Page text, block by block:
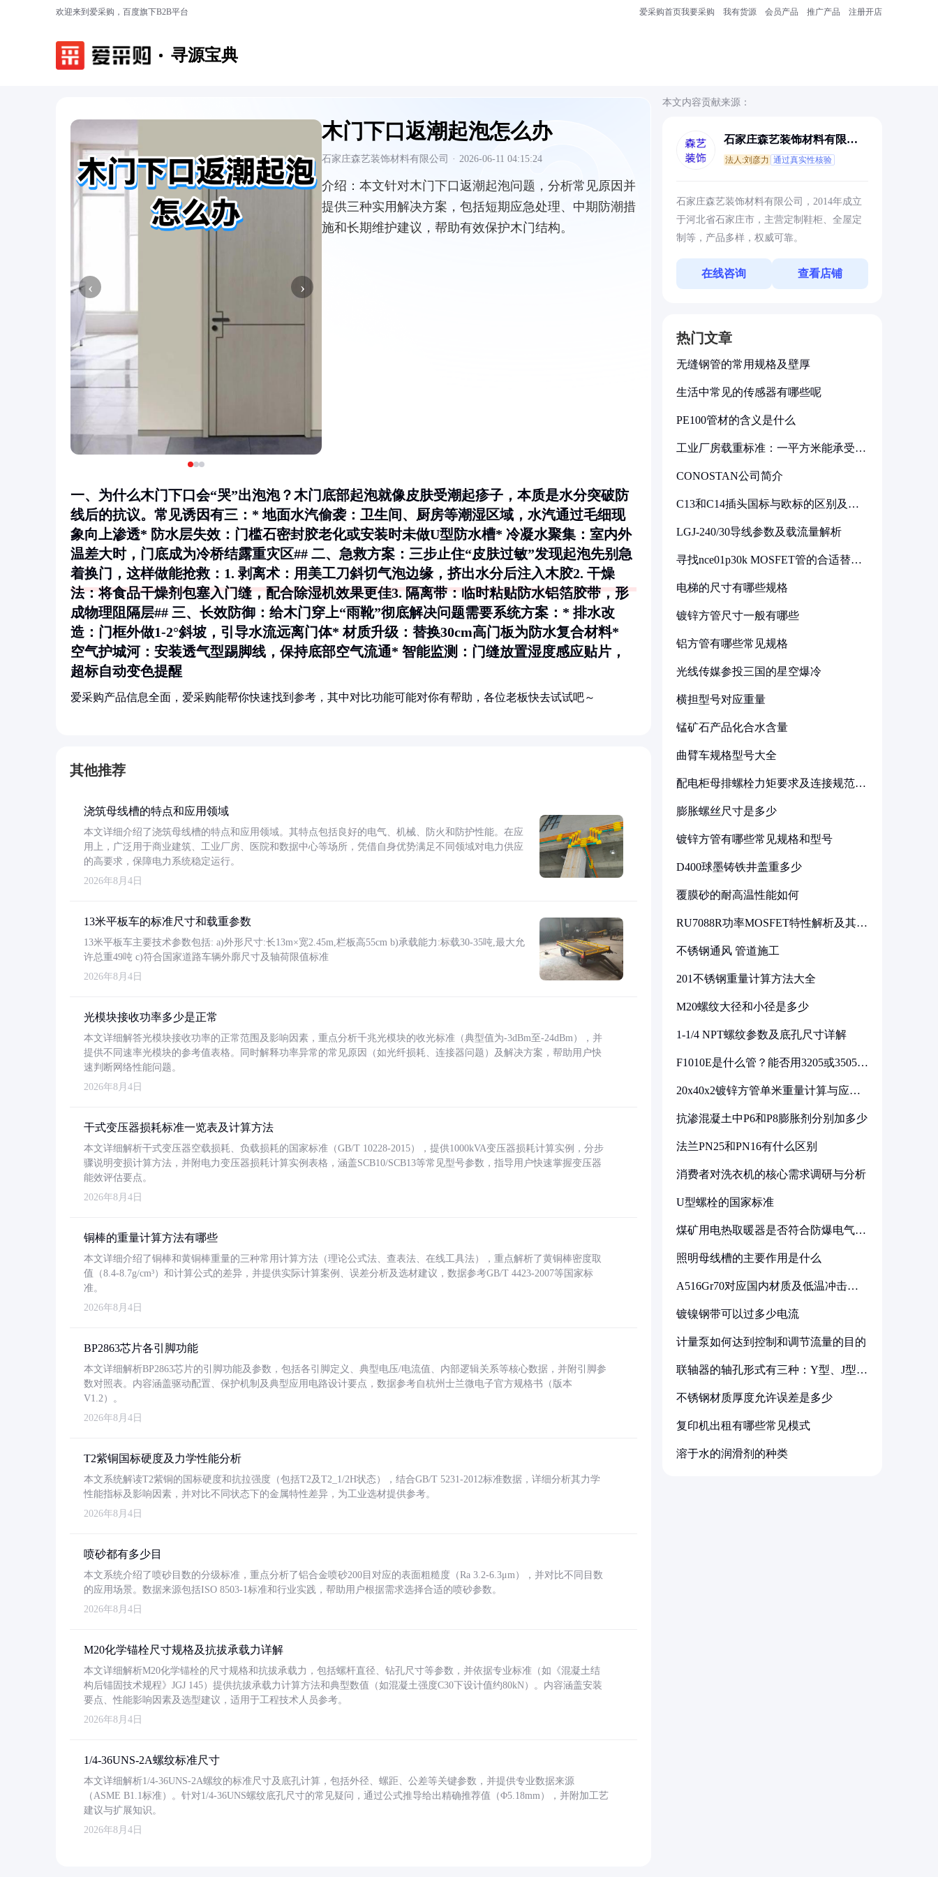
欢迎来到爱采购，百度旗下B2B平台 爱采购首页我要采购 我有货源 会员产品 推广产品 注册开店
寻源宝典
‹ ›
木门下口返潮起泡怎么办
石家庄森艺装饰材料有限公司 · 2026-06-11 04:15:24
介绍： 本文针对木门下口返潮起泡问题，分析常见原因并
提供三种实用解决方案，包括短期应急处理、中期防潮措
施和长期维护建议，帮助有效保护木门结构。
一、为什么木门下口会“哭”出泡泡？木门底部起泡就像皮肤受潮起疹子，本质是水分突破防
线后的抗议。常见诱因有三：*地面水汽偷袭：卫生间、厨房等潮湿区域，水汽通过毛细现
象向上渗透* 防水层失效 ：门槛石密封胶老化或安装时未做U型防水槽* 冷凝水聚集 ：室内外
温差大时，门底成为冷桥结露重灾区## 二、急救方案：三步止住“皮肤过敏”发现起泡先别急
着换门，这样做能抢救：1. 剥离术 ：用美工刀斜切气泡边缘，挤出水分后注入木胶2. 干燥
法：将食品干燥剂包塞入门缝，配合除湿机效果更佳3.隔离带：临时粘贴防水铝箔胶带，形
成物理阻隔层## 三、长效防御：给木门穿上“雨靴”彻底解决问题需要系统方案：* 排水改
造 ：门框外做1-2°斜坡，引导水流远离门体*材质升级 ：替换30cm高门板为防水复合材料*
空气护城河：安装透气型踢脚线，保持底部空气流通* 智能监测 ：门缝放置湿度感应贴片，
超标自动变色提醒
爱采购产品信息全面，爱采购能帮你快速找到参考，其中对比功能可能对你有帮助，各位老板快去试试吧～
其他推荐
浇筑母线槽的特点和应用领域
本文详细介绍了浇筑母线槽的特点和应用领域。其特点包括良好的电气、机械、防火和防护性能。在应
用上，广泛用于商业建筑、工业厂房、医院和数据中心等场所，凭借自身优势满足不同领域对电力供应
的高要求，保障电力系统稳定运行。
2026年8月4日
13米平板车的标准尺寸和载重参数
13米平板车主要技术参数包括: a)外形尺寸:长13m×宽2.45m,栏板高55cm b)承载能力:标载30-35吨,最大允
许总重49吨 c)符合国家道路车辆外廓尺寸及轴荷限值标准
2026年8月4日
光模块接收功率多少是正常
本文详细解答光模块接收功率的正常范围及影响因素，重点分析千兆光模块的收光标准（典型值为-3dBm至-24dBm），并
提供不同速率光模块的参考值表格。同时解释功率异常的常见原因（如光纤损耗、连接器问题）及解决方案，帮助用户快
速判断网络性能问题。
2026年8月4日
干式变压器损耗标准一览表及计算方法
本文详细解析干式变压器空载损耗、负载损耗的国家标准（GB/T 10228-2015），提供1000kVA变压器损耗计算实例，分步
骤说明变损计算方法，并附电力变压器损耗计算实例表格，涵盖SCB10/SCB13等常见型号参数，指导用户快速掌握变压器
能效评估要点。
2026年8月4日
铜棒的重量计算方法有哪些
本文详细介绍了铜棒和黄铜棒重量的三种常用计算方法（理论公式法、查表法、在线工具法），重点解析了黄铜棒密度取
值（8.4-8.7g/cm³）和计算公式的差异，并提供实际计算案例、误差分析及选材建议，数据参考GB/T 4423-2007等国家标
准。
2026年8月4日
BP2863芯片各引脚功能
本文详细解析BP2863芯片的引脚功能及参数，包括各引脚定义、典型电压/电流值、内部逻辑关系等核心数据，并附引脚参
数对照表。内容涵盖驱动配置、保护机制及典型应用电路设计要点，数据参考自杭州士兰微电子官方规格书（版本
V1.2）。
2026年8月4日
T2紫铜国标硬度及力学性能分析
本文系统解读T2紫铜的国标硬度和抗拉强度（包括T2及T2_1/2H状态），结合GB/T 5231-2012标准数据，详细分析其力学
性能指标及影响因素，并对比不同状态下的金属特性差异，为工业选材提供参考。
2026年8月4日
喷砂都有多少目
本文系统介绍了喷砂目数的分级标准，重点分析了铝合金喷砂200目对应的表面粗糙度（Ra 3.2-6.3μm），并对比不同目数
的应用场景。数据来源包括ISO 8503-1标准和行业实践，帮助用户根据需求选择合适的喷砂参数。
2026年8月4日
M20化学锚栓尺寸规格及抗拔承载力详解
本文详细解析M20化学锚栓的尺寸规格和抗拔承载力，包括螺杆直径、钻孔尺寸等参数，并依据专业标准（如《混凝土结
构后锚固技术规程》JGJ 145）提供抗拔承载力计算方法和典型数值（如混凝土强度C30下设计值约80kN）。内容涵盖安装
要点、性能影响因素及选型建议，适用于工程技术人员参考。
2026年8月4日
1/4-36UNS-2A螺纹标准尺寸
本文详细解析1/4-36UNS-2A螺纹的标准尺寸及底孔计算，包括外径、螺距、公差等关键参数，并提供专业数据来源
（ASME B1.1标准）。针对1/4-36UNS螺纹底孔尺寸的常见疑问，通过公式推导给出精确推荐值（Φ5.18mm），并附加工艺
建议与扩展知识。
2026年8月4日
本文内容贡献来源：
石家庄森艺装饰材料有限公
法人:刘彦力 通过真实性核验
石家庄森艺装饰材料有限公司，2014年成立
于河北省石家庄市，主营定制鞋柜、全屋定
制等，产品多样，权威可靠。
在线咨询 查看店铺
热门文章
无缝钢管的常用规格及壁厚
生活中常见的传感器有哪些呢
PE100管材的含义是什么
工业厂房载重标准：一平方米能承受多
CONOSTAN公司简介
C13和C14插头国标与欧标的区别及其
LGJ-240/30导线参数及载流量解析
寻找nce01p30k MOSFET管的合适替代
电梯的尺寸有哪些规格
镀锌方管尺寸一般有哪些
铝方管有哪些常见规格
光线传媒参投三国的星空爆冷
横担型号对应重量
锰矿石产品化合水含量
曲臂车规格型号大全
配电柜母排螺栓力矩要求及连接规范详
膨胀螺丝尺寸是多少
镀锌方管有哪些常见规格和型号
D400球墨铸铁井盖重多少
覆膜砂的耐高温性能如何
RU7088R功率MOSFET特性解析及其在
不锈钢通风 管道施工
201不锈钢重量计算方法大全
M20螺纹大径和小径是多少
1-1/4 NPT螺纹参数及底孔尺寸详解
F1010E是什么管？能否用3205或3505代
20x40x2镀锌方管单米重量计算与应用
抗渗混凝土中P6和P8膨胀剂分别加多少
法兰PN25和PN16有什么区别
消费者对洗衣机的核心需求调研与分析
U型螺栓的国家标准
煤矿用电热取暖器是否符合防爆电气设
照明母线槽的主要作用是什么
A516Gr70对应国内材质及低温冲击要
镀镍钢带可以过多少电流
计量泵如何达到控制和调节流量的目的
联轴器的轴孔形式有三种：Y型、J型、
不锈钢材质厚度允许误差是多少
复印机出租有哪些常见模式
溶于水的润滑剂的种类